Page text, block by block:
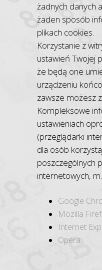
żadnych danych
żaden sposób
plikach cookies.
Korzystanie z
ustawień Twojej
że będą one
urządzeniu
zawsze możesz
Kompleksowe
ustawieniach
(przeglądarki
dla osób
poszczególnych
internetowych,
Google
Mozilla
Internet
Opera